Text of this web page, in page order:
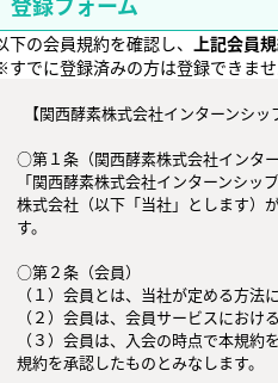
下の会員規約を確認し、 上記会員
すでに登録済みの方は登録できませ
○第１条（関西酵素株式会社インタ
「関西酵素株式会社インターンシ
株式会社（以下「当社」とします）
す。
○第２条（会員）
（１）会員とは、当社が定める方
（２）会員は、会員サービスにおけ
（３）会員は、入会の時点で本規
規約を承認したものとみなします。